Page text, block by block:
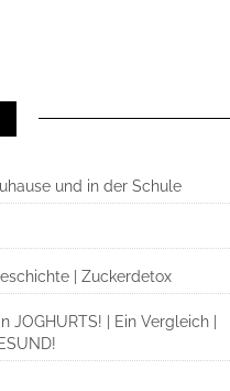
und in der Schule
| Zuckerdetox
JOGHURTS! | Ein Vergleich |